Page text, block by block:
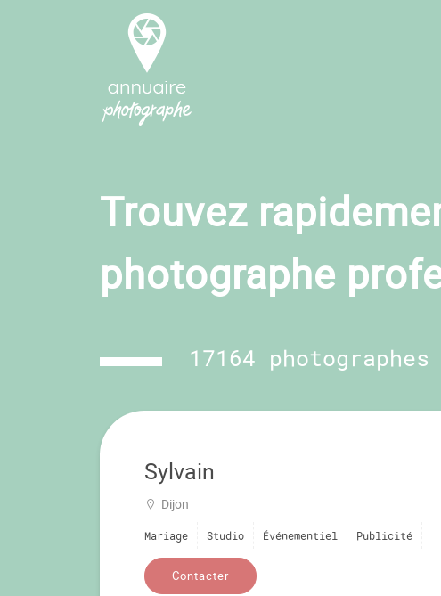
Trouvez
photographe
17164
Sylvain
Dijon
Mariage Studio Événementiel Publicité
Contacter